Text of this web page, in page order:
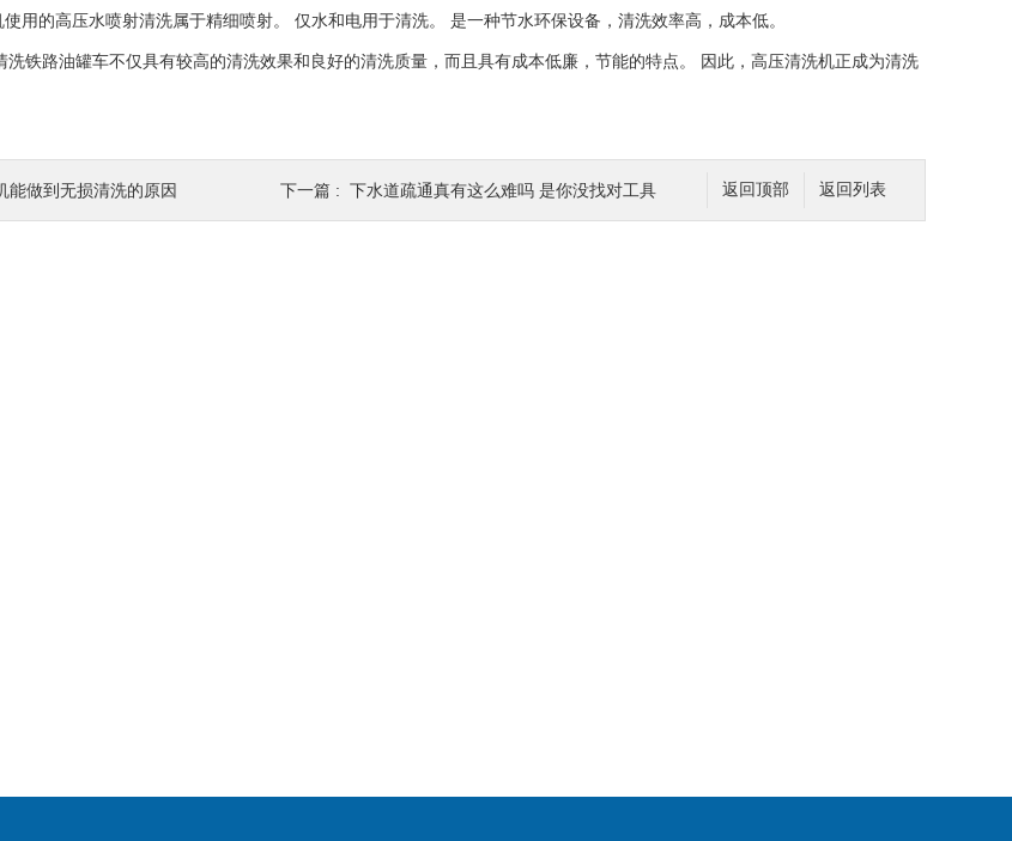
的高压水喷射清洗属于精细喷射。 仅水和电用于清洗。 是一种节水环保设备，清洗效率高，成本低。
路油罐车不仅具有较高的清洗效果和良好的清洗质量，而且具有成本低廉，节能的特点。 因此，高压清洗机正成为清洗
返回列表
返回顶部
能做到无损清洗的原因 下一篇 : 下水道疏通真有这么难吗 是你没找对工具